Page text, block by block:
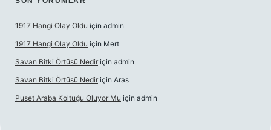
1917 Hangi Olay Oldu için admin
1917 Hangi Olay Oldu için Mert
Savan Bitki Örtüsü Nedir için admin
Savan Bitki Örtüsü Nedir için Aras
Puset Araba Koltuğu Oluyor Mu için admin